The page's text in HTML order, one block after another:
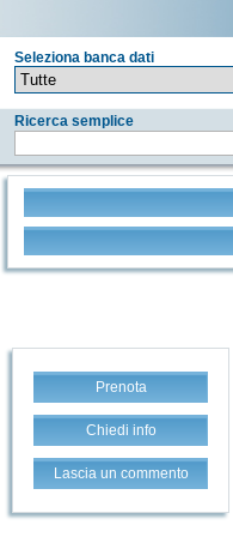
Seleziona banca dati
Ricerca semplice
Prenota
Chiedi info
Lascia un commento